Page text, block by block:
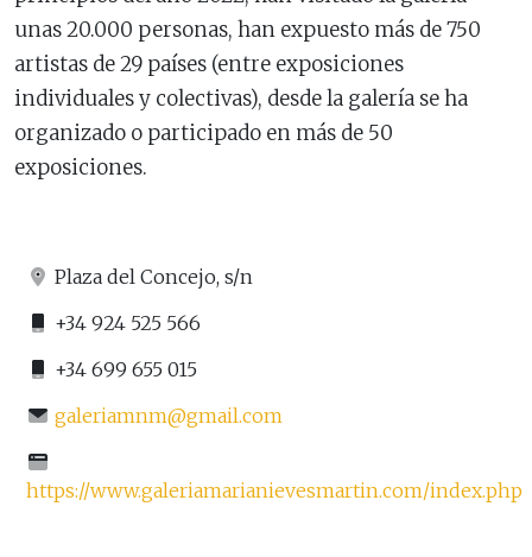
unas 20.000 personas, han expuesto más de 750
artistas de 29 países (entre exposiciones
individuales y colectivas), desde la galería se ha
organizado o participado en más de 50
exposiciones.
Plaza del Concejo, s/n
+34 924 525 566
+34 699 655 015
galeriamnm@gmail.com
https://www.galeriamarianievesmartin.com/index.php